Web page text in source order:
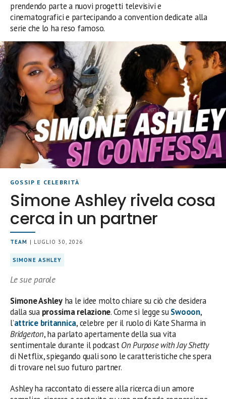
prendendo parte a nuovi progetti televisivi e
cinematografici e partecipando a convention dedicate alla
serie che lo ha reso famoso.
GOSSIP E CELEBRITÀ
Simone Ashley rivela cosa
cerca in un partner
TEAM | LUGLIO 30, 2026
SIMONE ASHLEY
Le sue parole
Simone Ashleyha le idee molto chiare su ciò che desidera
dalla sua prossima relazione. Come si legge suSwooon,
l’attrice britannica, celebre per il ruolo di Kate Sharma in
Bridgerton, ha parlato apertamente della sua vita
sentimentale durante il podcastOn Purpose with Jay Shetty
di Netflix, spiegando quali sono le caratteristiche che spera
di trovare nel suo futuro partner.
Ashley ha raccontato di essere alla ricerca di un amore